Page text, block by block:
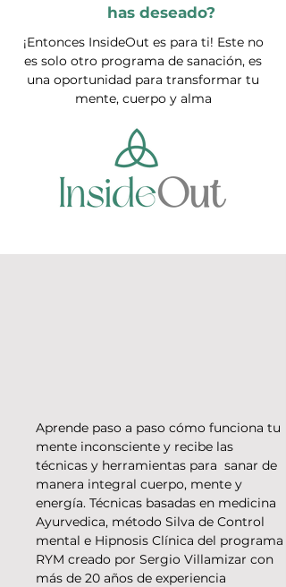
has deseado?
¡Entonces InsideOut es para ti! Este no
es solo otro programa de sanación, es
una oportunidad para transformar tu
mente, cuerpo y alma
Aprende paso a paso cómo funciona tu
mente inconsciente y recibe las
técnicas y herramientas para sanar de
manera integral cuerpo, mente y
energía. Técnicas basadas en medicina
Ayurvedica, método Silva de Control
mental e Hipnosis Clínica del programa
RYM creado por Sergio Villamizar con
más de 20 años de experiencia